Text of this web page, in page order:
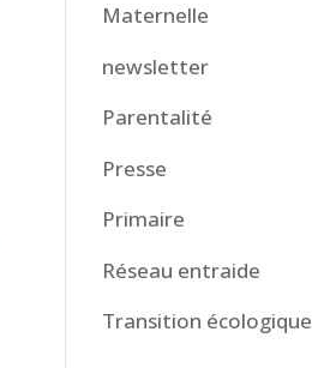
Maternelle
newsletter
Parentalité
Presse
Primaire
Réseau entraide
Transition écologique